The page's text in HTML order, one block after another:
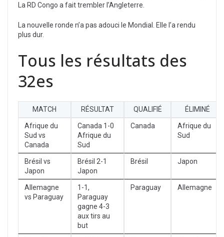
La RD Congo a fait trembler l’Angleterre.
La nouvelle ronde n’a pas adouci le Mondial. Elle l’a rendu
plus dur.
Tous les résultats des
32es
MATCH RÉSULTAT QUALIFIÉ ÉLIMINÉ
Afrique du
Sud vs
Canada
Canada 1-0
Afrique du
Sud
Canada
Afrique du
Sud
Brésil vs
Japon
Brésil 2-1
Japon
Brésil Japon
Allemagne
vs Paraguay
1-1,
Paraguay
gagne 4-3
aux tirs au
but
Paraguay Allemagne